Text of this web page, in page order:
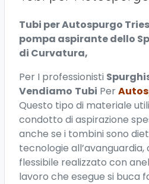
Tubi per Autospurgo
pompa aspirante dello
di Curvatura,
Per I professionisti
Vendiamo Tubi Per
Questo tipo di materiale
condotto di aspirazione
anche se i tombini sono
tecnologie
flessibile realizzato con
lavoro che esegue si buca